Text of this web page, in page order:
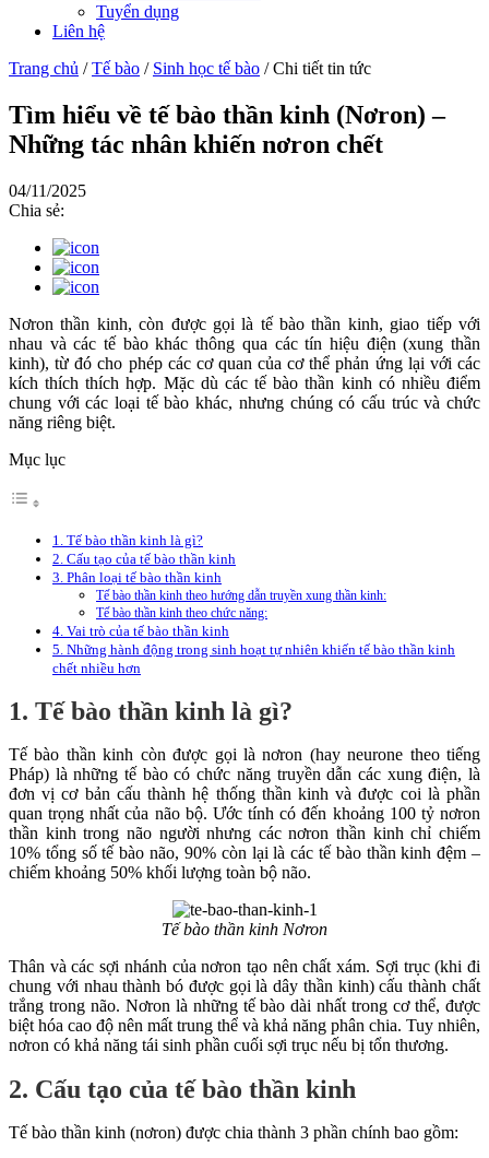
Tuyển dụng
Liên hệ
Trang chủ /Tế bào / Sinh học tế bào /Chi tiết tin tức
Tìm hiểu về tế bào thần kinh (Nơron) –
Những tác nhân khiến nơron chết
04/11/2025
Chia sẻ:
Nơron thần kinh, còn được gọi là tế bào thần kinh, giao tiếp với
nhau và các tế bào khác thông qua các tín hiệu điện (xung thần
kinh), từ đó cho phép các cơ quan của cơ thể phản ứng lại với các
kích thích thích hợp. Mặc dù các tế bào thần kinh có nhiều điểm
chung với các loại tế bào khác, nhưng chúng có cấu trúc và chức
năng riêng biệt.
Mục lục
1. Tế bào thần kinh là gì?
2. Cấu tạo của tế bào thần kinh
3. Phân loại tế bào thần kinh
Tế bào thần kinh theo hướng dẫn truyền xung thần kinh:
Tế bào thần kinh theo chức năng:
4. Vai trò của tế bào thần kinh
5. Những hành động trong sinh hoạt tự nhiên khiến tế bào thần kinh
chết nhiều hơn
1. Tế bào thần kinh là gì?
Tế bào thần kinh còn được gọi là nơron (hay neurone theo tiếng
Pháp) là những tế bào có chức năng truyền dẫn các xung điện, là
đơn vị cơ bản cấu thành hệ thống thần kinh và được coi là phần
quan trọng nhất của não bộ. Ước tính có đến khoảng 100 tỷ nơron
thần kinh trong não người nhưng các nơron thần kinh chỉ chiếm
10% tổng số tế bào não, 90% còn lại là các tế bào thần kinh đệm –
chiếm khoảng 50% khối lượng toàn bộ não.
Tế bào thần kinh Nơron
Thân và các sợi nhánh của nơron tạo nên chất xám. Sợi trục (khi đi
chung với nhau thành bó được gọi là dây thần kinh) cấu thành chất
trắng trong não. Nơron là những tế bào dài nhất trong cơ thể, được
biệt hóa cao độ nên mất trung thể và khả năng phân chia. Tuy nhiên,
nơron có khả năng tái sinh phần cuối sợi trục nếu bị tổn thương.
2. Cấu tạo của tế bào thần kinh
Tế bào thần kinh (nơron) được chia thành 3 phần chính bao gồm: